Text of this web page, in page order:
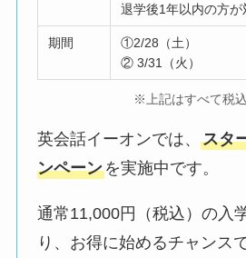
退学後1年以内の方が
期間
①2/28（土）
② 3/31（火）
※上記はすべて税
英会話イーオンでは、スタ
ンペーンを実施中です。
通常11,000円（税込）の入
り、お得に始めるチャンスで